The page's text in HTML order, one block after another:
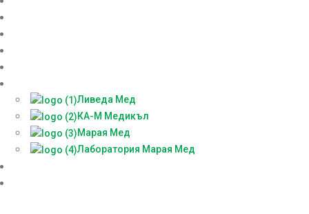
Ливеда Мед
КА-М Медикъл
Марая Мед
Лаборатория Марая Мед